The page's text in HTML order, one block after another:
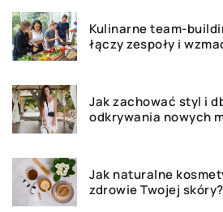
Kulinarne team-
łączy zespoły i
Jak zachować styl i
odkrywania nowych
Jak naturalne
zdrowie Twojej skóry?